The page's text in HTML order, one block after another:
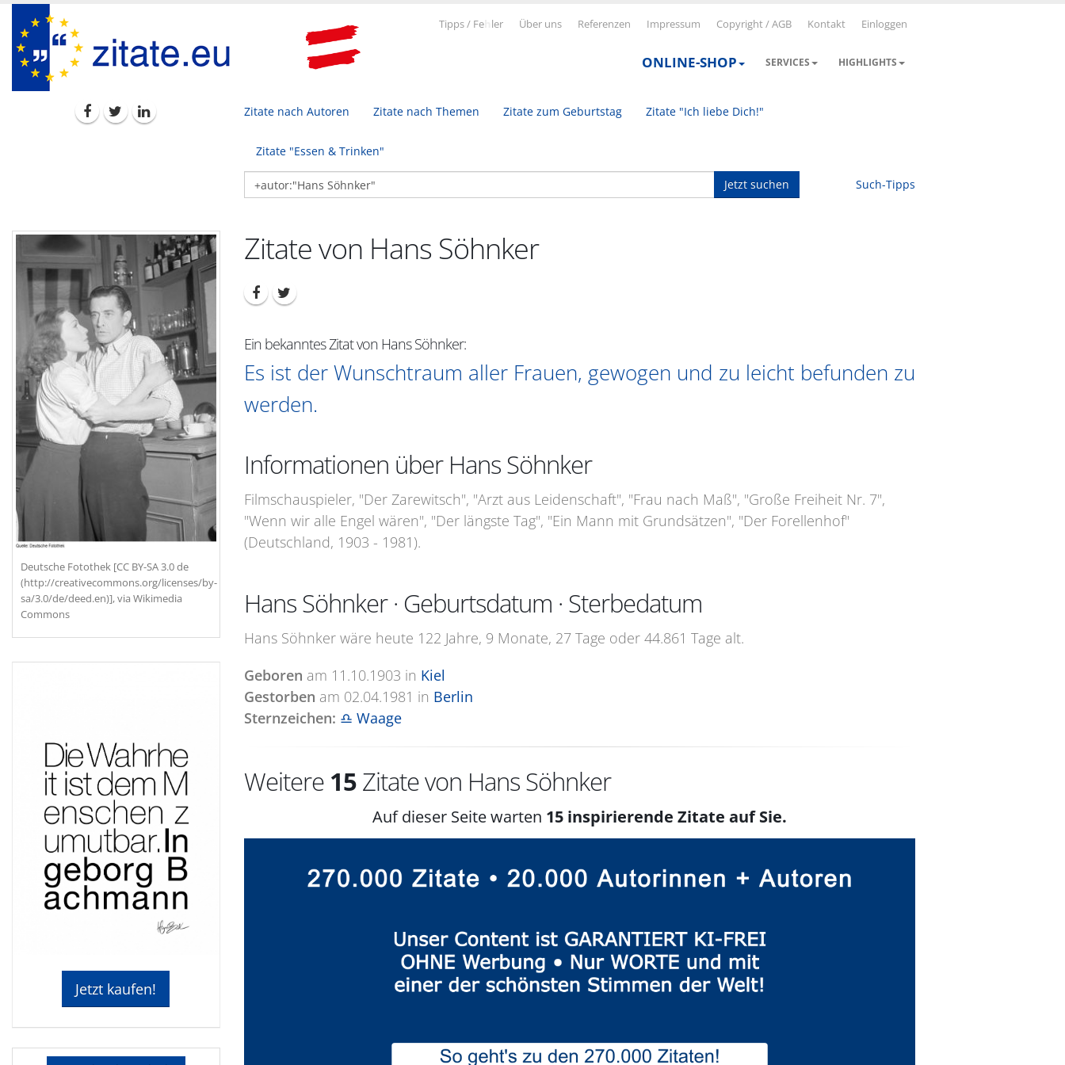
Tipps / Fe ler Über uns Referenzen Impressum Copyright / AGB Kontakt Einloggen
ONLINE-SHOP SERVICES HIGHLIGHTS
Zitate nach Autoren Zitate nach Themen Zitate zum Geburtstag Zitate "Ich liebe Dich!"
Zitate "Essen & Trinken"
Jetzt suchen Such-Tipps
Deutsche Fotothek‎ [CC BY-SA 3.0 de
(http://creativecommons.org/licenses/by-
sa/3.0/de/deed.en)], via Wikimedia
Commons
Jetzt kaufen!
Zitate von Hans Söhnker
Ein bekanntes Zitat von Hans Söhnker:
Es ist der Wunschtraum aller Frauen, gewogen und zu leicht befunden zu
werden.
Informationen über Hans Söhnker
Filmschauspieler, "Der Zarewitsch", "Arzt aus Leidenschaft", "Frau nach Maß", "Große Freiheit Nr. 7",
"Wenn wir alle Engel wären", "Der längste Tag", "Ein Mann mit Grundsätzen", "Der Forellenhof"
(Deutschland, 1903 - 1981).
Hans Söhnker · Geburtsdatum · Sterbedatum
Hans Söhnker wäre heute 122 Jahre, 9 Monate, 27 Tage oder 44.861 Tage alt.
Geboren am 11.10.1903 in Kiel
Gestorben am 02.04.1981 in Berlin
Sternzeichen: ♎ Waage
Weitere 15Zitate von Hans Söhnker
Auf dieser Seite warten 15 inspirierende Zitate auf Sie.